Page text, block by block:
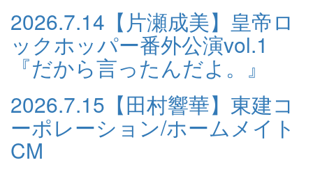
2026.7.14 【片瀬成美】皇帝ロ
ックホッパー番外公演vol.1
『だから言ったんだよ。』
2026.7.15 【田村響華】東建コ
ーポレーション/ホームメイト
CM